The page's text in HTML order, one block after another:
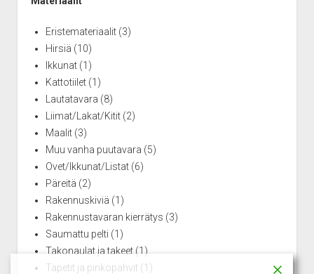
Eristemateriaalit(3)
Hirsiä (10)
Ikkunat(1)
Kattotiilet(1)
Lautatavara (8)
Liimat/Lakat/Kitit(2)
Maalit(3)
Muu vanha puutavara (5)
Ovet/Ikkunat/Listat(6)
Päreitä (2)
Rakennuskiviä (1)
Rakennustavaran kierrätys (3)
Saumattu pelti (1)
Takonaulat ja takeet(1)
Tapetit ja pinkopahvit (1)